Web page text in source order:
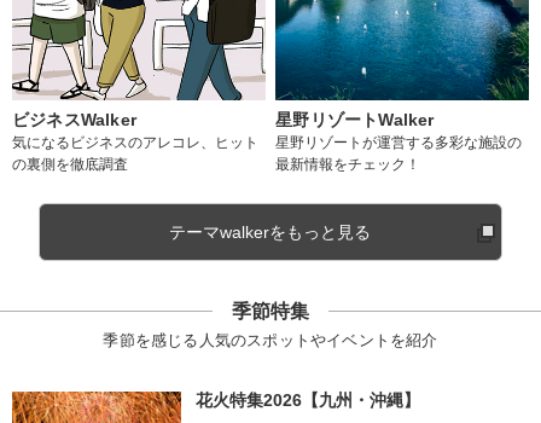
ビジネスWalker
気になるビジネスのアレコレ、ヒット
の裏側を徹底調査
星野リゾートWalker
星野リゾートが運営する多彩な施設の
最新情報をチェック！
テーマwalkerをもっと見る
季節特集
季節を感じる人気のスポットやイベントを紹介
花火特集2026【九州・沖縄】